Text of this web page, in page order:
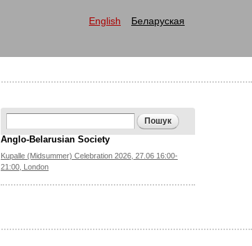
English Беларуская
Search form
Anglo-Belarusian Society
Kupalle (Midsummer) Celebration 2026, 27.06 16:00-
21:00, London